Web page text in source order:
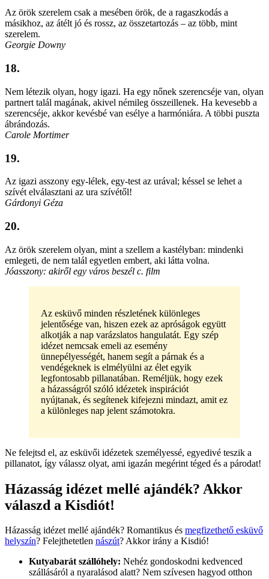
Az örök szerelem csak a mesében örök, de a ragaszkodás a
másikhoz, az átélt jó és rossz, az összetartozás – az több, mint
szerelem.
Georgie Downy
18.
Nem létezik olyan, hogy igazi. Ha egy nőnek szerencséje van, olyan
partnert talál magának, akivel némileg összeillenek. Ha kevesebb a
szerencséje, akkor kevésbé van esélye a harmóniára. A többi puszta
ábrándozás.
Carole Mortimer
19.
Az igazi asszony egy-lélek, egy-test az urával; késsel se lehet a
szívét elválasztani az ura szívétől!
Gárdonyi Géza
20.
Az örök szerelem olyan, mint a szellem a kastélyban: mindenki
emlegeti, de nem talál egyetlen embert, aki látta volna.
Jóasszony: akiről egy város beszél c. film
Az esküvő minden részletének különleges
jelentősége van, hiszen ezek az apróságok együtt
alkotják a nap varázslatos hangulatát. Egy szép
idézet nemcsak emeli az esemény
ünnepélyességét, hanem segít a párnak és a
vendégeknek is elmélyülni az élet egyik
legfontosabb pillanatában. Reméljük, hogy ezek
a házasságról szóló idézetek inspirációt
nyújtanak, és segítenek kifejezni mindazt, amit ez
a különleges nap jelent számotokra.
Ne felejtsd el, az esküvői idézetek személyessé, egyedivé teszik a
pillanatot, így válassz olyat, ami igazán megérint téged és a párodat!
Házasság idézet mellé ajándék? Akkor
válaszd a Kisdiót!
Házasság idézet mellé ajándék? Romantikus és megfizethető esküvő
helyszín? Felejthetetlen nászút? Akkor irány a Kisdió!
Kutyabarát szállóhely: Nehéz gondoskodni kedvenced
szállásáról a nyaralásod alatt? Nem szívesen hagyod otthon